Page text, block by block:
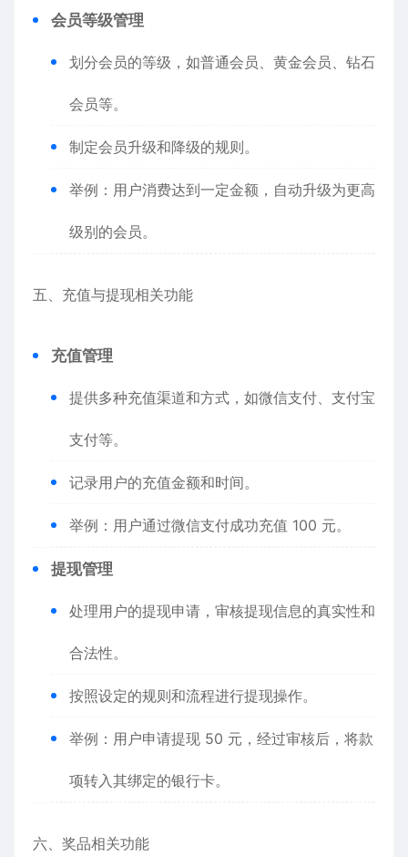
会员等级管理
划分会员的等级，如普通会员、黄金会员、钻石
会员等。
制定会员升级和降级的规则。
举例：用户消费达到一定金额，自动升级为更高
级别的会员。
五、充值与提现相关功能
充值管理
提供多种充值渠道和方式，如微信支付、支付宝
支付等。
记录用户的充值金额和时间。
举例：用户通过微信支付成功充值 100 元。
提现管理
处理用户的提现申请，审核提现信息的真实性和
合法性。
按照设定的规则和流程进行提现操作。
举例：用户申请提现 50 元，经过审核后，将款
项转入其绑定的银行卡。
六、奖品相关功能